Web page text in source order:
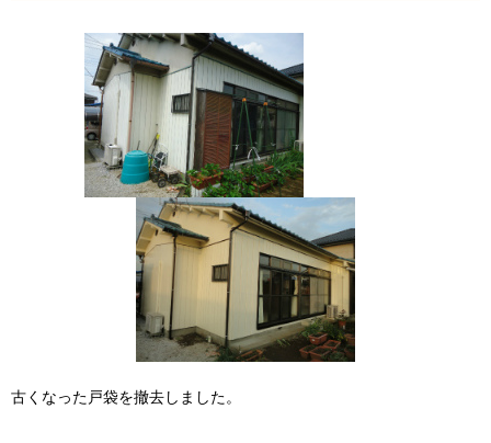
古くなった戸袋を撤去しました。